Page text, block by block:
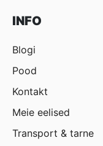
INFO
Blogi
Pood
Kontakt
Meie eelised
Transport & tarne